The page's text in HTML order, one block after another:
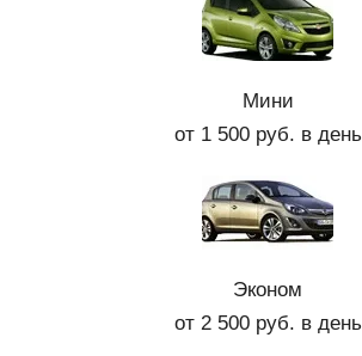
Мини
от 1 500 руб. в день
Эконом
от 2 500 руб. в день